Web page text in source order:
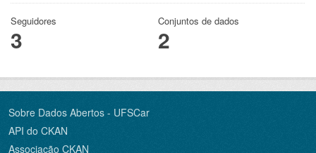
Seguidores
3
Conjuntos de dados
2
Sobre Dados Abertos - UFSCar
API do CKAN
Associação CKAN